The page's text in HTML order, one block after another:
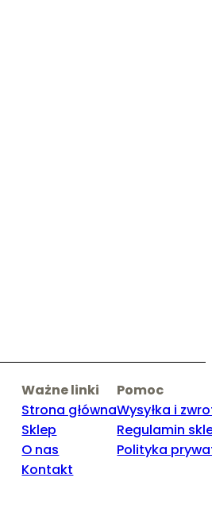
Ważne linki
Strona główna
Sklep
O nas
Kontakt
Pomoc
Wysyłka i
Regulamin
Polityka